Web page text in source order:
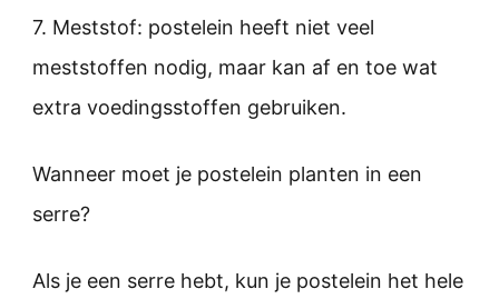
7. Meststof: postelein heeft niet veel
meststoffen nodig, maar kan af en toe wat
extra voedingsstoffen gebruiken.
Wanneer moet je postelein planten in een
serre?
Als je een serre hebt, kun je postelein het hele